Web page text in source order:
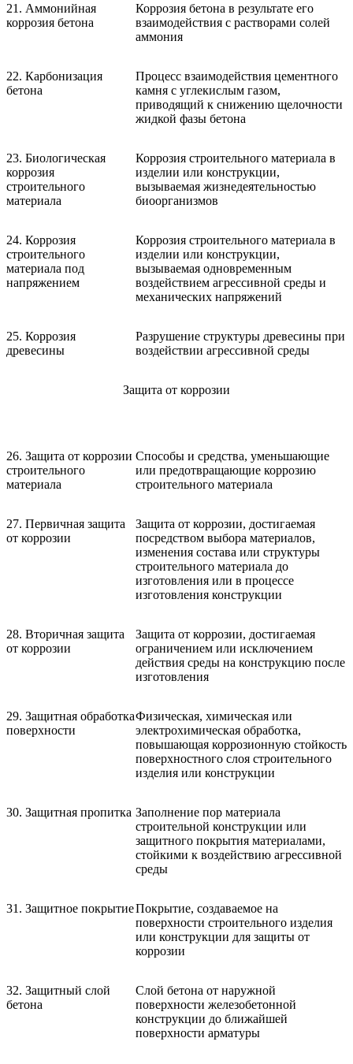
21. Аммонийная
коррозия бетона
Коррозия бетона в результате его
взаимодействия с растворами солей
аммония
22. Карбонизация
бетона
Процесс взаимодействия цементного
камня с углекислым газом,
приводящий к снижению щелочности
жидкой фазы бетона
23. Биологическая
коррозия
строительного
материала
Коррозия строительного материала в
изделии или конструкции,
вызываемая жизнедеятельностью
биоорганизмов
24. Коррозия
строительного
материала под
напряжением
Коррозия строительного материала в
изделии или конструкции,
вызываемая одновременным
воздействием агрессивной среды и
механических напряжений
25. Коррозия
древесины
Разрушение структуры древесины при
воздействии агрессивной среды
Защита от коррозии
26. Защита от коррозии
строительного
материала
Способы и средства, уменьшающие
или предотвращающие коррозию
строительного материала
27. Первичная защита
от коррозии
Защита от коррозии, достигаемая
посредством выбора материалов,
изменения состава или структуры
строительного материала до
изготовления или в процессе
изготовления конструкции
28. Вторичная защита
от коррозии
Защита от коррозии, достигаемая
ограничением или исключением
действия среды на конструкцию после
изготовления
29. Защитная обработка
поверхности
Физическая, химическая или
электрохимическая обработка,
повышающая коррозионную стойкость
поверхностного слоя строительного
изделия или конструкции
30. Защитная пропитка Заполнение пор материала
строительной конструкции или
защитного покрытия материалами,
стойкими к воздействию агрессивной
среды
31. Защитное покрытиеПокрытие, создаваемое на
поверхности строительного изделия
или конструкции для защиты от
коррозии
32. Защитный слой
бетона
Слой бетона от наружной
поверхности железобетонной
конструкции до ближайшей
поверхности арматуры